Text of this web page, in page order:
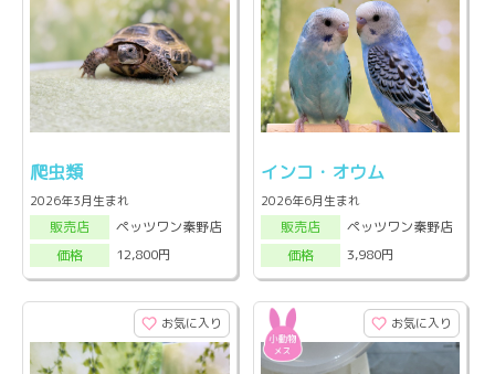
爬虫類
2026年3月生まれ
販売店
ペッツワン秦野店
価格
12,800円
インコ・オウム
2026年6月生まれ
販売店
ペッツワン秦野店
価格
3,980円
お気に入り お気に入り